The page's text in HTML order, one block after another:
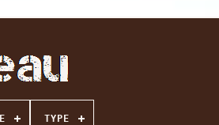
TYPE